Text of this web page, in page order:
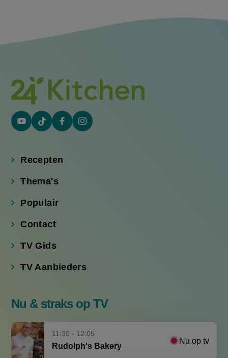
YouTube
link)
Tiktok
link)
Facebook
link)
Instagram
Recepten
Thema's
Populair
Contact
TV Gids
TV Aanbieders
Nu & straks op TV
11:30 - 12:05
Rudolph's Bakery
Nu op tv